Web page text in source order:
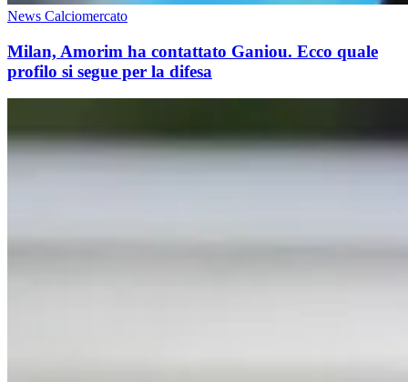
News Calciomercato
Milan, Amorim ha contattato Ganiou. Ecco quale
profilo si segue per la difesa